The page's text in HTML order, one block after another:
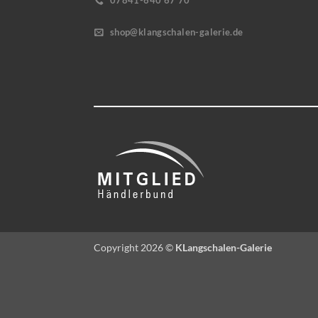
shop@klangschalen-galerie.de
Copyright 2026 © KLangschalen-Galerie